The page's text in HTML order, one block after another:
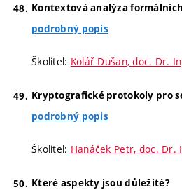
Kontextová analýza
podrobný popis
Školitel: Kolář Dušan, doc. Dr.
Kryptografické protokoly pro
podrobný popis
Školitel: Hanáček Petr, doc. Dr.
Které aspekty jsou důležité?